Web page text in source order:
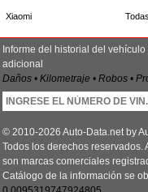
Xiaomi
Informe del historial del
adicional
Daños • Kilometraje • Robos •
© 2010-2026 Auto-Data.net by
Todos los derechos
son marcas comerciales
Catálogo de la información se